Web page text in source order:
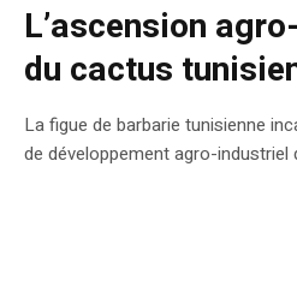
L’ascension
du cactus
La figue de barbarie tunisienne
de développement agro-industriel